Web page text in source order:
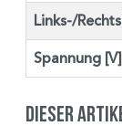
Links-/
Spannung [V]
Dieser